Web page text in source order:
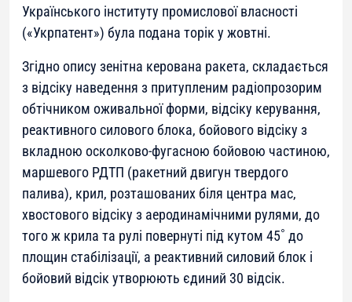
Українського інституту промислової власності
(«Укрпатент») була подана торік у жовтні.
Згідно опису зенітна керована ракета, складається
з відсіку наведення з притупленим радіопрозорим
обтічником оживальної форми, відсіку керування,
реактивного силового блока, бойового відсіку з
вкладною осколково-фугасною бойовою частиною,
маршевого РДТП (ракетний двигун твердого
палива), крил, розташованих біля центра мас,
хвостового відсіку з аеродинамічними рулями, до
того ж крила та рулі повернуті під кутом 45˚ до
площин стабілізації, а реактивний силовий блок і
бойовий відсік утворюють єдиний 30 відсік.